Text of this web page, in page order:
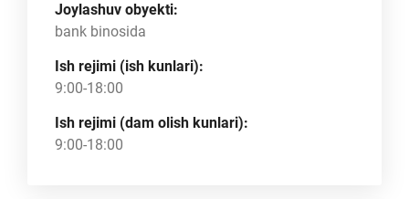
Joylashuv obyekti:
bank binosida
Ish rejimi (ish kunlari):
9:00-18:00
Ish rejimi (dam olish kunlari):
9:00-18:00